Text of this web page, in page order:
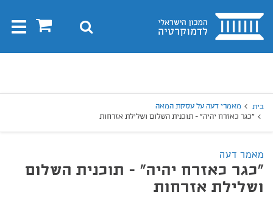
בית 0 חיפוש
בית
מאמרי דעה על עסקת המאה
"כגר כאזרח יהיה" - תוכנית השלום ושלילת אזרחות
מאמר דעה
"כגר כאזרח יהיה" - תוכנית השלום
ושלילת אזרחות